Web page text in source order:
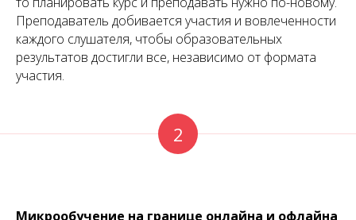
Преподаватель добивается участия и вовлеченности
каждого слушателя, чтобы образовательных
результатов достигли все, независимо от формата
участия.
2
Микрообучение на границе онлайна и офлайна